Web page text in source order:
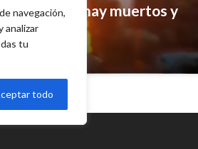
navegación,
analizar
tu
todo
explosión; hay muertos y